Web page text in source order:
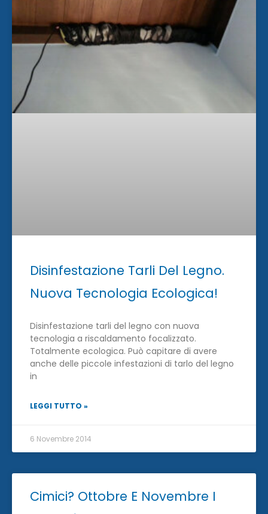
Disinfestazione Tarli Del Legno.
Nuova Tecnologia Ecologica!
Disinfestazione tarli del legno con nuova
tecnologia a riscaldamento focalizzato.
Totalmente ecologica. Può capitare di avere
anche delle piccole infestazioni di tarlo del legno
in
LEGGI TUTTO »
6 Novembre 2014
Cimici? Ottobre E Novembre I